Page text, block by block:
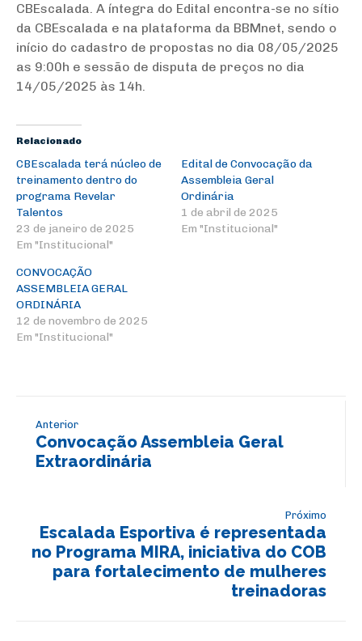
CBEscalada. A íntegra do Edital encontra-se no sítio
da CBEscalada e na plataforma da BBMnet, sendo o
início do cadastro de propostas no dia 08/05/2025
as 9:00h e sessão de disputa de preços no dia
14/05/2025 às 14h.
Relacionado
CBEscalada terá núcleo de
treinamento dentro do
programa Revelar
Talentos
23 de janeiro de 2025
Em "Institucional"
Edital de Convocação da
Assembleia Geral
Ordinária
1 de abril de 2025
Em "Institucional"
CONVOCAÇÃO
ASSEMBLEIA GERAL
ORDINÁRIA
12 de novembro de 2025
Em "Institucional"
Anterior
Convocação Assembleia Geral
Extraordinária
Próximo
Escalada Esportiva é representada
no Programa MIRA, iniciativa do COB
para fortalecimento de mulheres
treinadoras